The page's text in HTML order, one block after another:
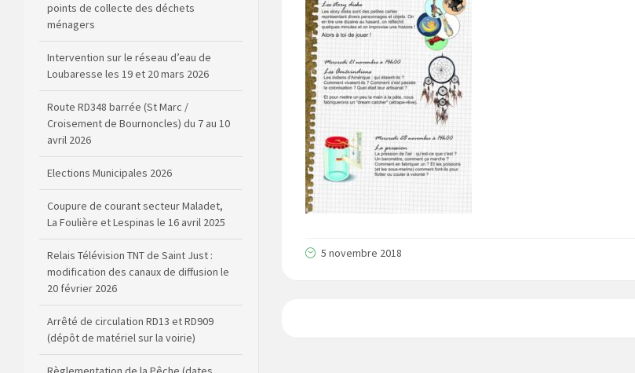
5 novembre 2018
Intervention sur le réseau d’eau de
Loubaresse les 19 et 20 mars 2026
Route RD348 barrée (St Marc /
Croisement de Bournoncles) du 7 au 10
avril 2026
Elections Municipales 2026
Coupure de courant secteur Maladet,
La Foulière et Lespinas le 16 avril 2025
Relais Télévision TNT de Saint Just :
modification des canaux de diffusion le
20 février 2026
Arrêté de circulation RD13 et RD909
(dépôt de matériel sur la voirie)
Règlementation de la Pêche (dates
d’ouverture et réserves) pour la saison
2026